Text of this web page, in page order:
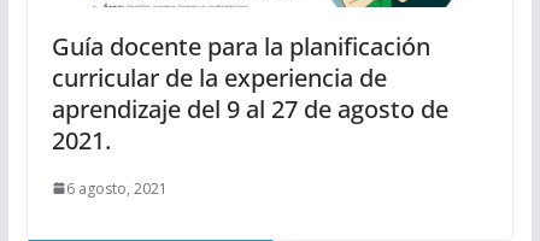
Guía docente para la planificación
curricular de la experiencia de
aprendizaje del 9 al 27 de agosto de
2021.
6 agosto, 2021